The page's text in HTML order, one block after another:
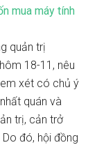
mua máy tính
quản trị
18-11, nêu
xét có chủ ý
quán và
trị, cản trở
đó, hội đồng